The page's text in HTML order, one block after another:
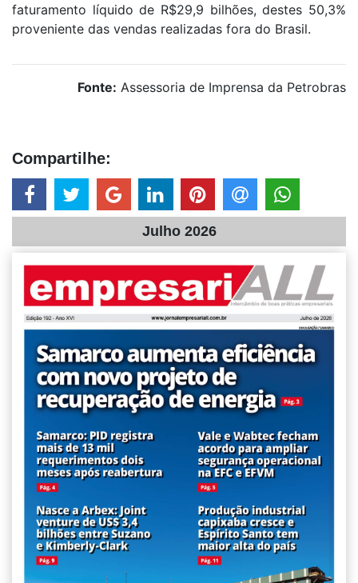
faturamento líquido de R$29,9 bilhões, destes 50,3%
proveniente das vendas realizadas fora do Brasil.
Fonte: Assessoria de Imprensa da Petrobras
Compartilhe:
Julho 2026